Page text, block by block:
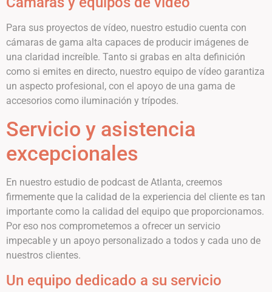
Para sus proyectos de vídeo, nuestro estudio cuenta con
cámaras de gama alta capaces de producir imágenes de
una claridad increíble. Tanto si grabas en alta definición
como si emites en directo, nuestro equipo de vídeo garantiza
un aspecto profesional, con el apoyo de una gama de
accesorios como iluminación y trípodes.
Servicio y asistencia
excepcionales
En nuestro estudio de podcast de Atlanta, creemos
firmemente que la calidad de la experiencia del cliente es tan
importante como la calidad del equipo que proporcionamos.
Por eso nos comprometemos a ofrecer un servicio
impecable y un apoyo personalizado a todos y cada uno de
nuestros clientes.
Un equipo dedicado a su servicio